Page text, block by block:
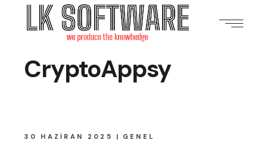
CryptoAppsy
30 HAZIRAN 2025 GENEL